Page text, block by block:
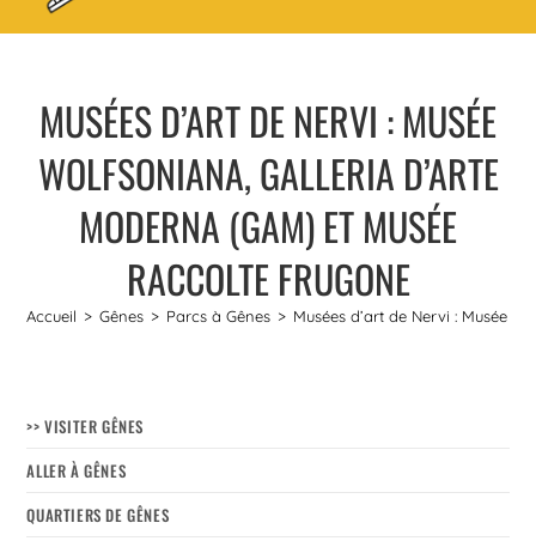
MUSÉES D’ART DE NERVI : MUSÉE
WOLFSONIANA, GALLERIA D’ARTE
MODERNA (GAM) ET MUSÉE
RACCOLTE FRUGONE
Accueil > Gênes > Parcs à Gênes > Musées d’art de Nervi : Musée
>> VISITER GÊNES
ALLER À GÊNES
QUARTIERS DE GÊNES